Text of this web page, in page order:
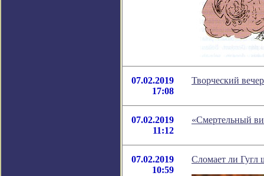
07.02.2019
17:08
Творческий
07.02.2019
11:12
«Смертельный
07.02.2019
10:59
Сломает ли